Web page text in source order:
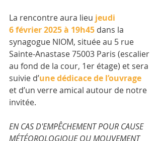
La rencontre aura lieu jeudi
6 février 2025 à 19h45 dans la
synagogue NIOM, située au 5 rue
Sainte-Anastase 75003 Paris (escalier
au fond de la cour, 1er étage) et sera
suivie d’une dédicace de l’ouvrage
et d’un verre amical autour de notre
invitée.
EN CAS D'EMPÊCHEMENT POUR CAUSE
MÉTÉOROLOGIQUE OU MOUVEMENT